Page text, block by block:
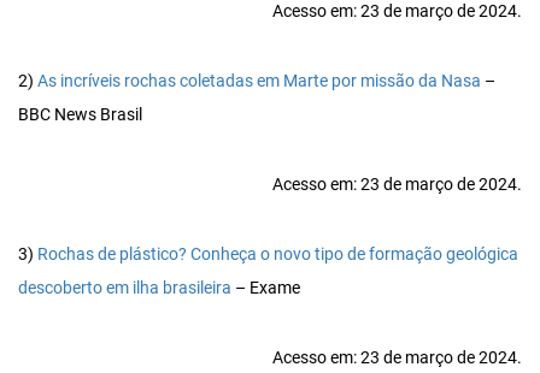
Acesso em: 23 de março de 2024.
2) As incríveis rochas coletadas em Marte por missão da Nasa –
BBC News Brasil
Acesso em: 23 de março de 2024.
3) Rochas de plástico? Conheça o novo tipo de formação geológica
descoberto em ilha brasileira – Exame
Acesso em: 23 de março de 2024.